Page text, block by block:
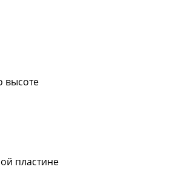
высоте
пластине